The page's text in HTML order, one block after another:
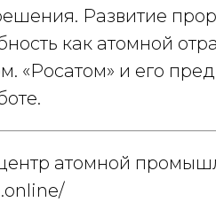
Развитие
как атомной
«Росатом» и его
атомной